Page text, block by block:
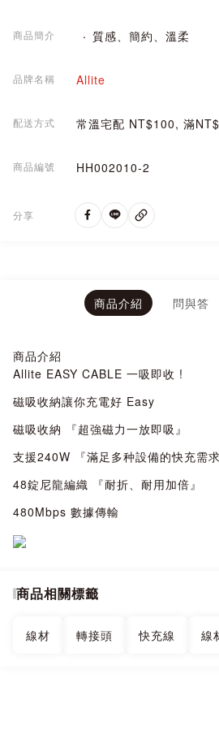
商品簡介 質感、簡約、溫柔
品牌名稱 Allite
配送方式 常溫宅配 NT$100, 滿
商品編號 HH002010-2
分享
商品介紹 問與答
商品介紹
Allite EASY CABLE 一吸即收 !
磁吸收納讓你充電好 Easy
磁吸收納 『超強磁力一放即吸』
支援240W 『滿足多种設備的快充需求
48錠尼龍編織 『耐折、耐用加倍』
480Mbps 數據傳輸
商品相關標籤
線材 轉接頭 快充線 線